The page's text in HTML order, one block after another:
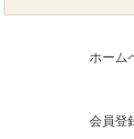
ホーム
会員登